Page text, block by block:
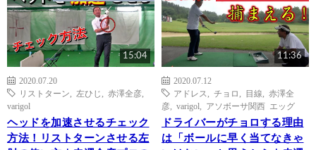
15:04
2020.07.20
リストターン
左ひじ 赤澤全彦
varigol
ヘッドを加速させるチェック
方法！リストターンさせる左
11:36
2020.07.12
アドレス
チョロ 目線
赤澤全
彦
varigol アソボーサ関西 エッグ
ドライバーがチョロする理由
は「ボールに早く当てなきゃ